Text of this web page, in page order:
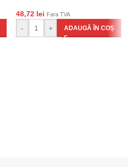
48,72 lei Fara TVA
- + ADAUGĂ ÎN COȘ